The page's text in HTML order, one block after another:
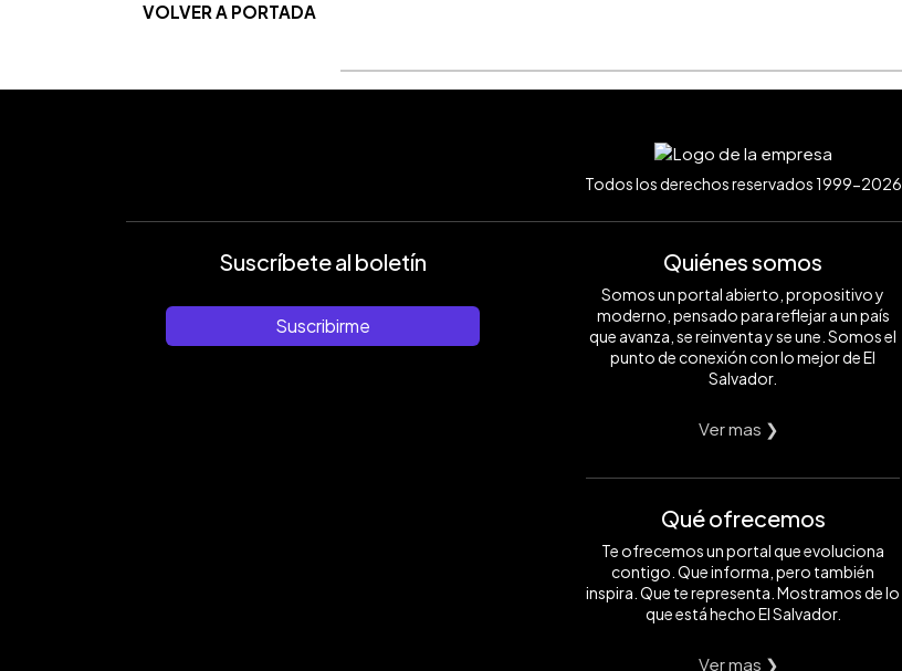
VOLVER A PORTADA
Todos los derechos reservados 1999-2026
Suscríbete al boletín
Suscribirme
Quiénes somos
Somos un portal abierto, propositivo y
moderno, pensado para reflejar a un país
que avanza, se reinventa y se une. Somos el
punto de conexión con lo mejor de El
Salvador.
Ver mas ❯
Qué ofrecemos
Te ofrecemos un portal que evoluciona
contigo. Que informa, pero también
inspira. Que te representa. Mostramos de lo
que está hecho El Salvador.
Ver mas ❯